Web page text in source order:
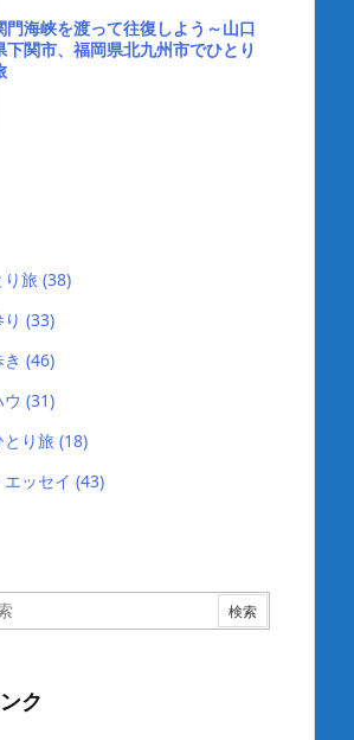
門海峡を渡って往復しよう～山口
下関市、福岡県北九州市でひとり
旅 (38)
(33)
(46)
(31)
り旅 (18)
ッセイ (43)
ク